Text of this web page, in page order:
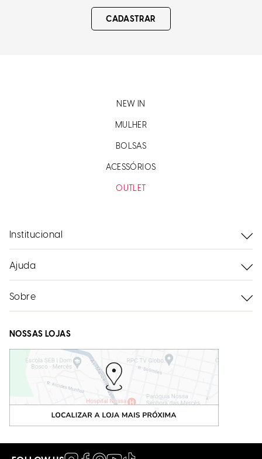
CADASTRAR
NEW IN
MULHER
BOLSAS
ACESSÓRIOS
OUTLET
Institucional
Ajuda
Sobre
NOSSAS LOJAS